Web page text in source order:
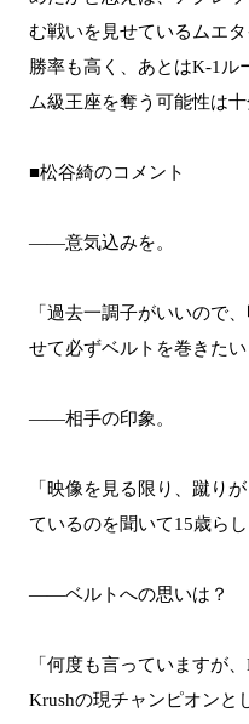
む戦いを見せているムエ
勝率も高く、あとはK-1ル
ム級王座を奪う可能性は十
■松谷綺のコメント
――意気込みを。
「過去一調子がいいので
せて必ずベルトを巻きたい
――相手の印象。
「映像を見る限り、蹴り
ているのを聞いて15歳ら
――ベルトへの思いは？
「何度も言っていますが
Krushの現チャンピオンと